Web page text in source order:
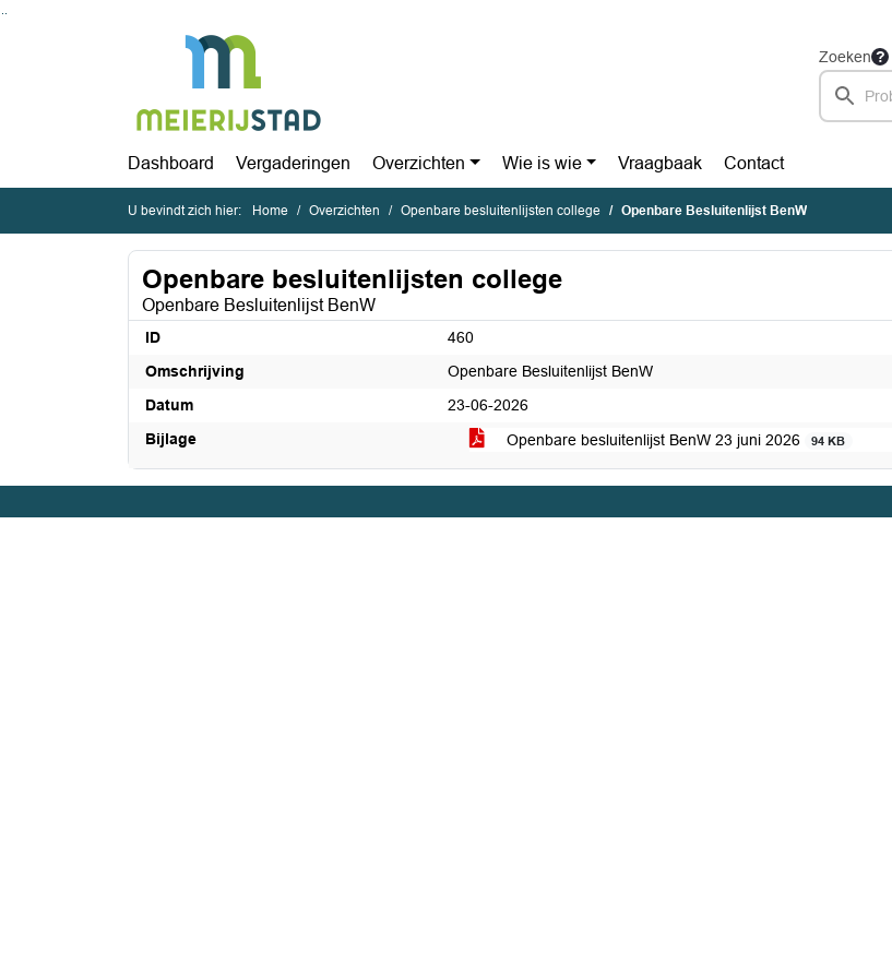
Zoeken
Dashboard Vergaderingen Overzichten Wie is wie Vraagbaak Contact
U bevindt zich hier: Home Overzichten Openbare besluitenlijsten college Openbare Besluitenlijst BenW
Openbare besluitenlijsten college
Openbare Besluitenlijst BenW
ID
460
Omschrijving
Openbare Besluitenlijst BenW
Datum
23-06-2026
Bijlage
Openbare besluitenlijst BenW 23 juni 2026 94 KB